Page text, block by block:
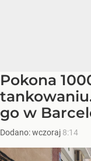
Pokona
go w
Dodano:wczoraj 8:14